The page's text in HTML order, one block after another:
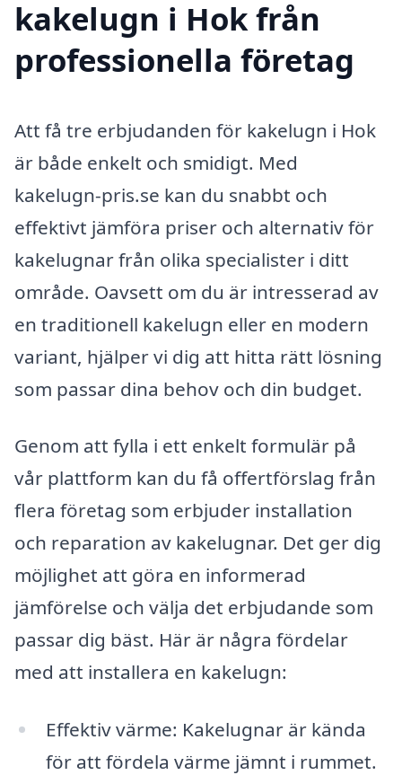
kakelugn i Hok från
professionella företag
Att få tre erbjudanden för kakelugn i Hok
är både enkelt och smidigt. Med
kakelugn-pris.se kan du snabbt och
effektivt jämföra priser och alternativ för
kakelugnar från olika specialister i ditt
område. Oavsett om du är intresserad av
en traditionell kakelugn eller en modern
variant, hjälper vi dig att hitta rätt lösning
som passar dina behov och din budget.
Genom att fylla i ett enkelt formulär på
vår plattform kan du få offertförslag från
flera företag som erbjuder installation
och reparation av kakelugnar. Det ger dig
möjlighet att göra en informerad
jämförelse och välja det erbjudande som
passar dig bäst. Här är några fördelar
med att installera en kakelugn:
Effektiv värme: Kakelugnar är kända
för att fördela värme jämnt i rummet.